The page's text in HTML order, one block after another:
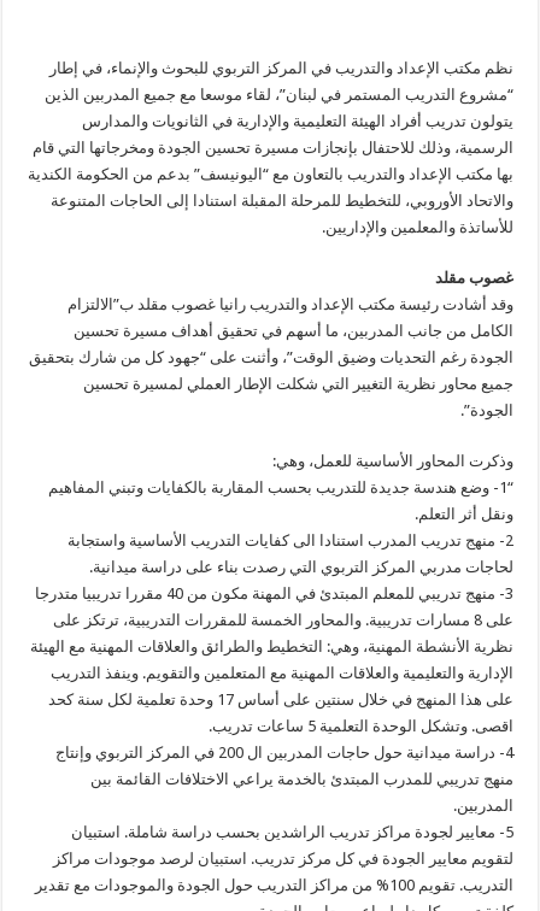
نظم مكتب الإعداد والتدريب في المركز التربوي للبحوث والإنماء، في إطار
“مشروع التدريب المستمر في لبنان”، لقاء موسعا مع جميع المدربين الذين
يتولون تدريب أفراد الهيئة التعليمية والإدارية في الثانويات والمدارس
الرسمية، وذلك للاحتفال بإنجازات مسيرة تحسين الجودة ومخرجاتها التي قام
بها مكتب الإعداد والتدريب بالتعاون مع “اليونيسف” بدعم من الحكومة الكندية
والاتحاد الأوروبي، للتخطيط للمرحلة المقبلة استنادا إلى الحاجات المتنوعة
للأساتذة والمعلمين والإداريين.
غصوب مقلد
وقد أشادت رئيسة مكتب الإعداد والتدريب رانيا غصوب مقلد ب”الالتزام
الكامل من جانب المدربين، ما أسهم في تحقيق أهداف مسيرة تحسين
الجودة رغم التحديات وضيق الوقت”، وأثنت على “جهود كل من شارك بتحقيق
جميع محاور نظرية التغيير التي شكلت الإطار العملي لمسيرة تحسين
الجودة”.
وذكرت المحاور الأساسية للعمل، وهي:
“1- وضع هندسة جديدة للتدريب بحسب المقاربة بالكفايات وتبني المفاهيم
ونقل أثر التعلم.
2- منهج تدريب المدرب استنادا الى كفايات التدريب الأساسية واستجابة
لحاجات مدربي المركز التربوي التي رصدت بناء على دراسة ميدانية.
3- منهج تدريبي للمعلم المبتدئ في المهنة مكون من 40 مقررا تدريبيا متدرجا
على 8 مسارات تدريبية. والمحاور الخمسة للمقررات التدريبية، ترتكز على
نظرية الأنشطة المهنية، وهي: التخطيط والطرائق والعلاقات المهنية مع الهيئة
الإدارية والتعليمية والعلاقات المهنية مع المتعلمين والتقويم. وينفذ التدريب
على هذا المنهج في خلال سنتين على أساس 17 وحدة تعلمية لكل سنة كحد
اقصى. وتشكل الوحدة التعلمية 5 ساعات تدريب.
4- دراسة ميدانية حول حاجات المدربين ال 200 في المركز التربوي وإنتاج
منهج تدريبي للمدرب المبتدئ بالخدمة يراعي الاختلافات القائمة بين
المدربين.
5- معايير لجودة مراكز تدريب الراشدين بحسب دراسة شاملة. استبيان
لتقويم معايير الجودة في كل مركز تدريب. استبيان لرصد موجودات مراكز
التدريب. تقويم 100% من مراكز التدريب حول الجودة والموجودات مع تقدير